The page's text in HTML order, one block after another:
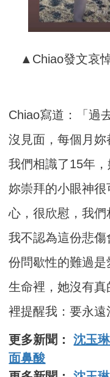
▲Chiao發文哀
Chiao寫道：「過
沒見面，每個月
我們相識了15年，
妳崇拜的小眼神
心，很欣慰，我們
我不認為這份悲
份問歇性的難過
生命裡，她沒有
裡提醒我：要永遠
更多新聞：沈玉
面鼻酸